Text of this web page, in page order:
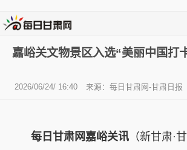
嘉峪关文物景区入选“美丽中国打
2026/06/24/ 16:40 来源：每日甘肃网-甘肃日报
每日甘肃网嘉峪关讯 （新甘肃·